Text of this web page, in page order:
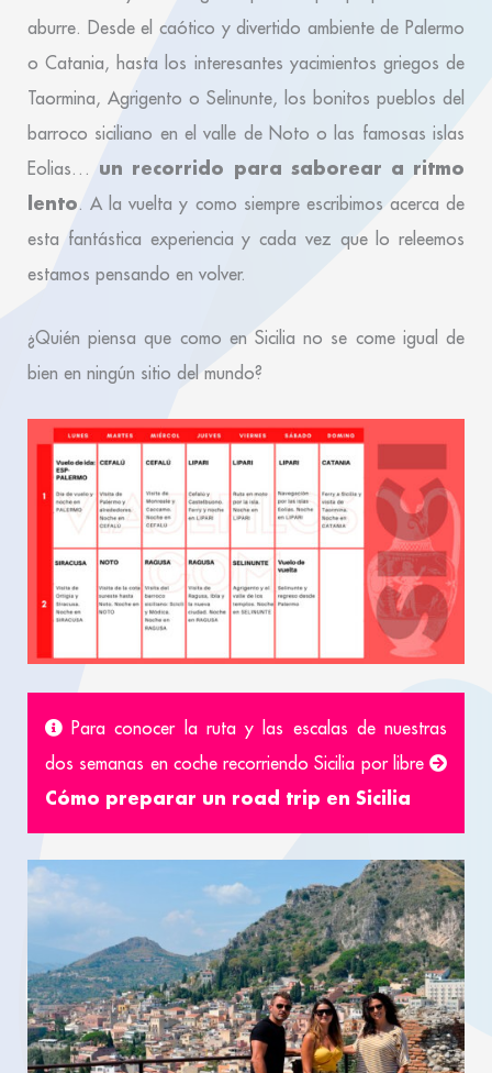
aburre. Desde el caótico y divertido ambiente de Palermo
o Catania, hasta los interesantes yacimientos griegos de
Taormina, Agrigento o Selinunte, los bonitos pueblos del
barroco siciliano en el valle de Noto o las famosas islas
Eolias… un recorrido para saborear a ritmo
lento. A la vuelta y como siempre escribimos acerca de
esta fantástica experiencia y cada vez que lo releemos
estamos pensando en volver.
¿Quién piensa que como en Sicilia no se come igual de
bien en ningún sitio del mundo?
Para conocer la ruta y las escalas de nuestras
dos semanas en coche recorriendo Sicilia por libre
Cómo preparar un road trip en Sicilia